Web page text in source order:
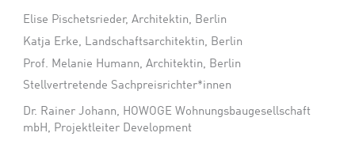
Elise Pischetsrieder, Architektin, Berlin
Katja Erke, Landschaftsarchitektin, Berlin
Prof. Melanie Humann, Architektin, Berlin
Stellvertretende Sachpreisrichter*innen
Dr. Rainer Johann, HOWOGE Wohnungsbaugesellschaft
mbH, Projektleiter Development